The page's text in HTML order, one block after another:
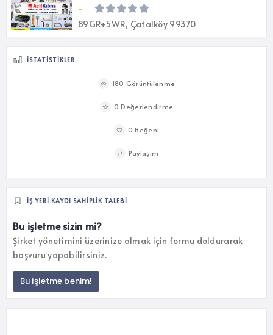
-
89GR+5WR, Çatalköy 99370
İSTATISTIKLER
180 Görüntülenme
0 Değerlendirme
0 Beğeni
Paylaşım
İŞ YERI KAYDI SAHIPLIK TALEBI
Bu işletme sizin mi?
Şirket yönetimini üzerinize almak için formu doldurarak
başvuru yapabilirsiniz.
Bu işletme benim!